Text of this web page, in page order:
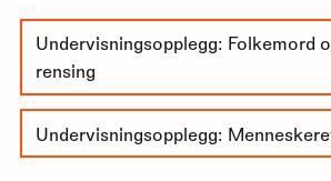
Undervisningsopplegg: Folkemord
rensing
Undervisningsopplegg: